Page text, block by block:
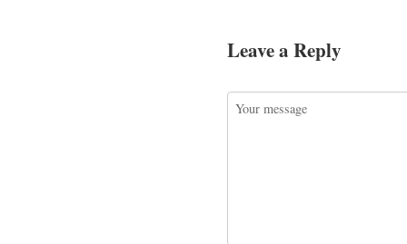
Leave a Reply